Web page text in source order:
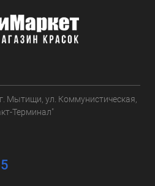
Мытищи, ул. Коммунистическая,
Терминал"